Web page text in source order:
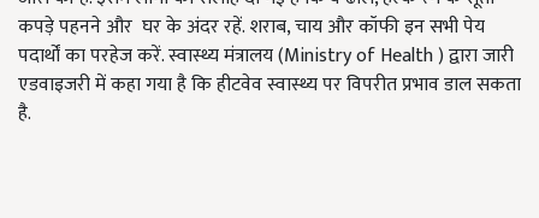
कपड़े पहनने और घर के अंदर रहें. शराब,चाय और कॉफी इन सभी पेय
पदार्थों का परहेज करें. स्वास्थ्य मंत्रालय (Ministry of Health ) द्वारा जारी
एडवाइजरी में कहा गया है कि हीटवेव स्वास्थ्य पर विपरीत प्रभाव डाल सकता
है.